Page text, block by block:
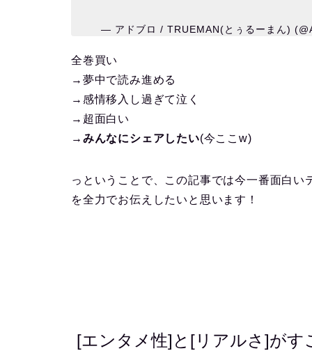
— アドブロ / TRUEMAN(とぅるーまん)
全巻買い
→夢中で読み進める
→感情移入し過ぎて泣く
→超面白い
→みんなにシェアしたい(今ここw)
っということで、この記事では今一番面白い
を全力でお伝えしたいと思います！
[エンタメ性]と[リアルさ]がす